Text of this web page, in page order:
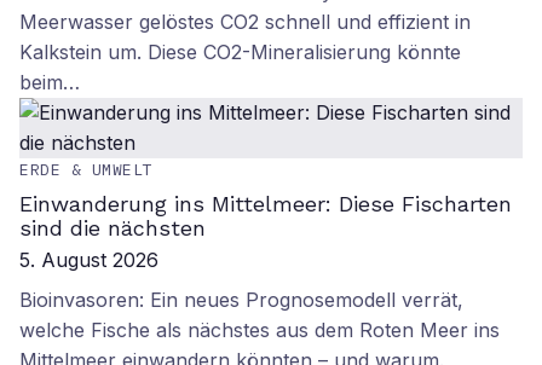
Meerwasser gelöstes CO2 schnell und effizient in
Kalkstein um. Diese CO2-Mineralisierung könnte
beim…
ERDE & UMWELT
Einwanderung ins Mittelmeer: Diese Fischarten
sind die nächsten
5. August 2026
Bioinvasoren: Ein neues Prognosemodell verrät,
welche Fische als nächstes aus dem Roten Meer ins
Mittelmeer einwandern könnten – und warum.